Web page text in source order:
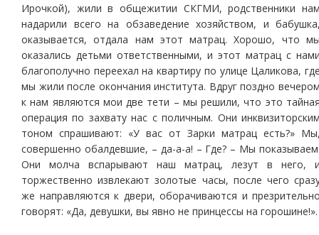
Ирочкой), жили в общежитии СКГМИ, родственники
надарили всего на обзаведение хозяйством, и
оказывается, отдала нам этот матрац. Хорошо, что
оказались детьми ответственными, и этот матрац с
благополучно переехал на квартиру по улице Цаликова,
мы жили после окончания института. Вдруг поздно
к нам являются мои две тети – мы решили, что это
операция по захвату нас с поличным. Они
тоном спрашивают: «У вас от Зарки матрац есть?»
совершенно обалдевшие, – да-а-а! – Где? – Мы
Они молча вспарывают наш матрац, лезут в него,
торжественно извлекают золотые часы, после чего
же направляются к двери, оборачиваются и
говорят: «Да, девушки, вы явно не принцессы на горошине!».